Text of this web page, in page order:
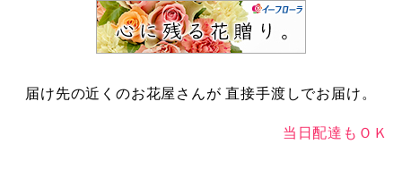
届け先の近くのお花屋さんが 直接手渡しでお届け。
当日配達もＯＫ